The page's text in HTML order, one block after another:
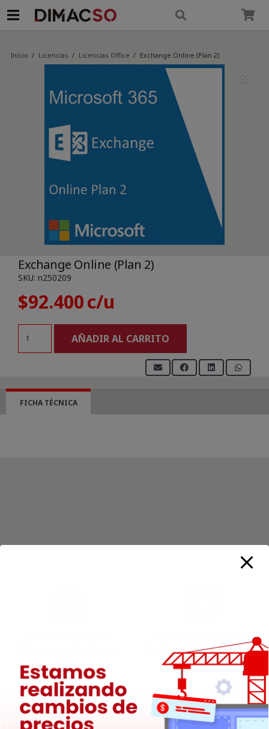
Inicio / Licencias / Licencias Office / Exchange Online (Plan 2)
Exchange Online (Plan 2)
SKU: n250209
$92.400
cantidad
AÑADIR AL CARRITO
FICHA TÉCNICA
Chile
Reciba su licencia directo en
su email al instante
modal-check